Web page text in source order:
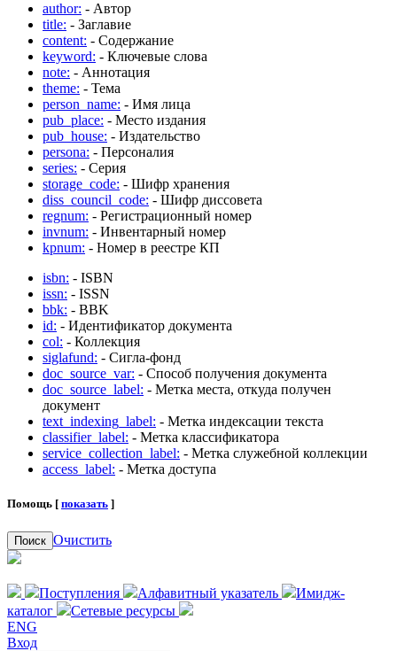
author: - Автор
title: - Заглавие
content: - Содержание
keyword: - Ключевые слова
note: - Аннотация
theme: - Тема
person_name: - Имя лица
pub_place: - Место издания
pub_house: - Издательство
persona: - Персоналия
series: - Серия
storage_code: - Шифр хранения
diss_council_code: - Шифр диссовета
regnum: - Регистрационный номер
invnum: - Инвентарный номер
kpnum: - Номер в реестре КП
isbn: - ISBN
issn: - ISSN
bbk: - BBK
id: - Идентификатор документа
col: - Коллекция
siglafund: - Сигла-фонд
doc_source_var: - Способ получения документа
doc_source_label: - Метка места, откуда получен
документ
text_indexing_label: - Метка индексации текста
classifier_label: - Метка классификатора
service_collection_label: - Метка служебной коллекции
access_label: - Метка доступа
Помощь [ показать ]
Поиск Очистить
Поступления Алфавитный указатель
Имидж-
каталог
Сетевые ресурсы
ENG
Вход